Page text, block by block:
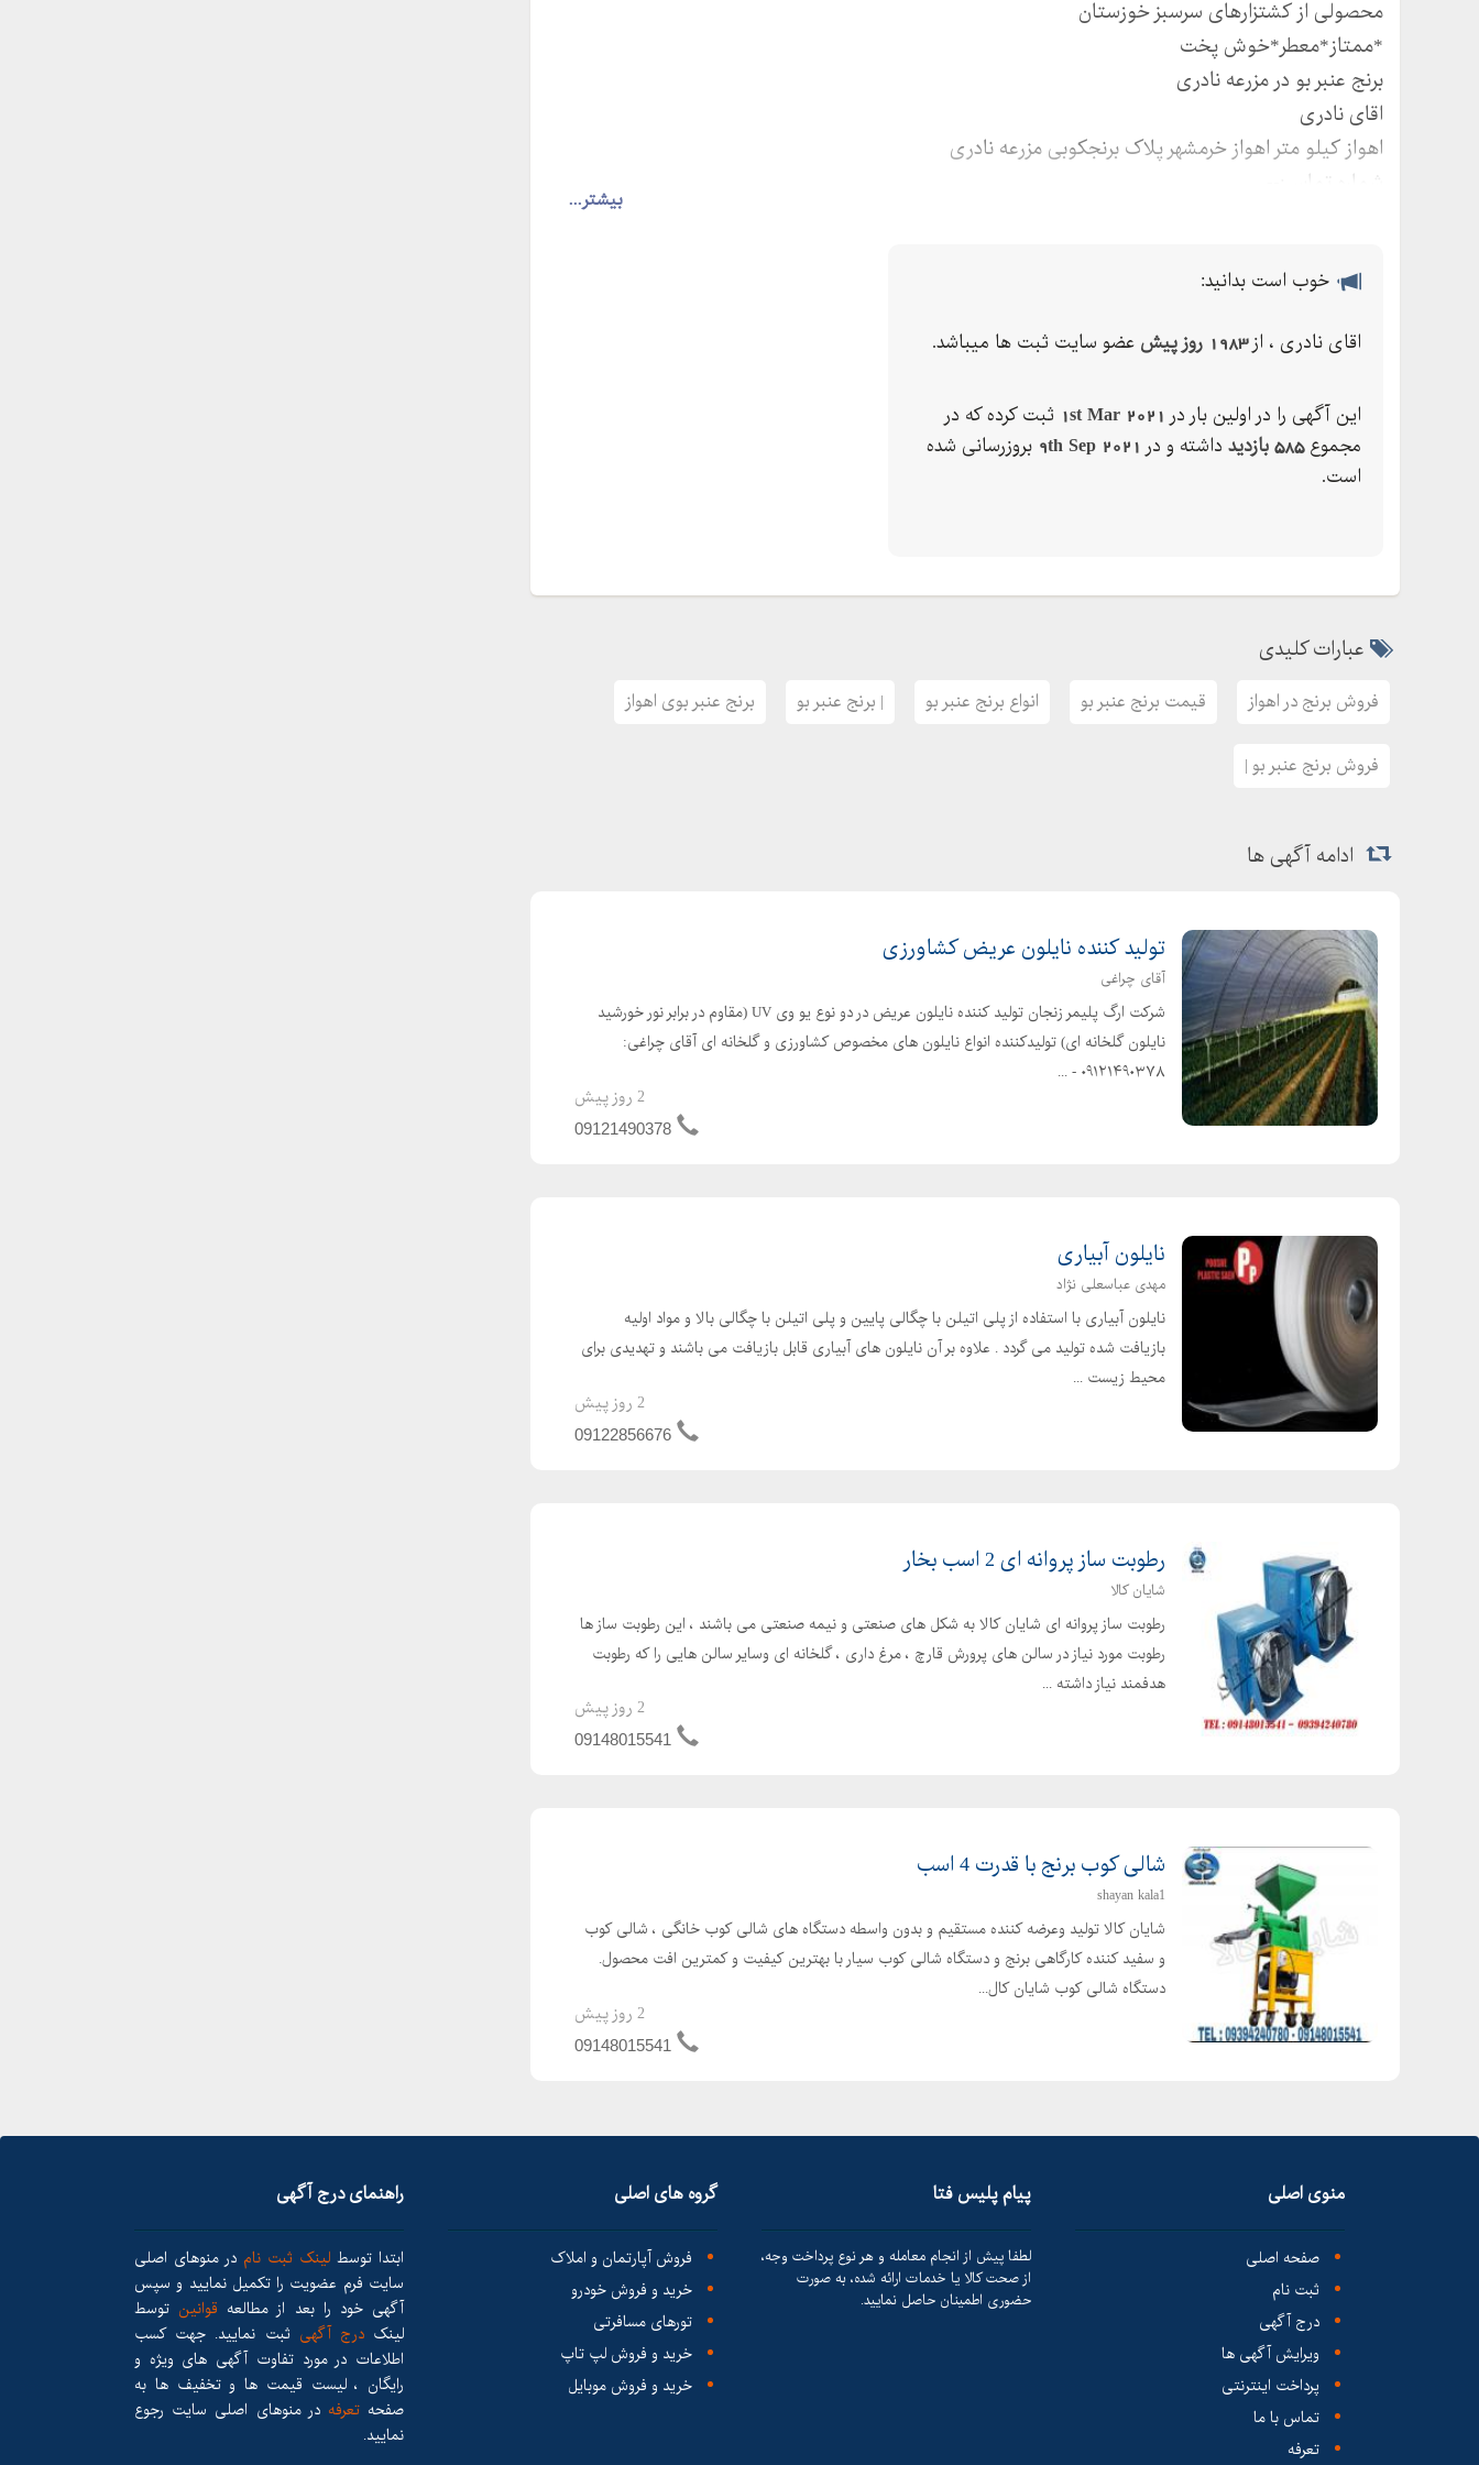
بیشتر...
محصولی از کشتزارهای سرسبز خوزستان
*ممتاز*معطر*خوش پخت
برنج عنبر بو در مزرعه نادری
اقای نادری
اهواز کیلو متر اهواز خرمشهر پلاک برنجکوبی مزرعه نادری
شماره تماس:--
خوب است بدانید:
اقای نادری ، از1983 روز پیش عضو سایت ثبت ها میباشد.
این آگهی را در اولین بار در 1st Mar 2021 ثبت کرده که در
مجموع585 بازدید داشته و در 9th Sep 2021 بروزرسانی شده
است.
عبارات کلیدی
فروش برنج در اهواز قیمت برنج عنبر بو انواع برنج عنبر بو | برنج عنبر بو برنج عنبر بوی اهواز
فروش برنج عنبر بو |
ادامه آگهی ها
تولید کننده نایلون عریض کشاورزی
آقای چراغی
شرکت ارگ پلیمر زنجان تولید کننده نایلون عریض در دو نوع یو وی UV (مقاوم در برابر نور خورشید
نایلون گلخانه ای) تولیدکننده انواع نایلون های مخصوص کشاورزی و گلخانه ای آقای چراغی:
۰۹۱۲۱۴۹۰۳۷۸ - ...
2 روز پیش
09121490378
نایلون آبیاری
مهدی عباسعلی نژاد
نایلون آبیاری با استفاده از پلی اتیلن با چگالی پایین و پلی اتیلن با چگالی بالا و مواد اولیه
بازیافت شده تولید می گردد . علاوه بر آن نایلون های آبیاری قابل بازیافت می باشند و تهدیدی برای
محیط زیست ...
2 روز پیش
09122856676
رطوبت ساز پروانه ای 2 اسب بخار
شایان کالا
رطوبت ساز پروانه ای شایان کالا به شکل های صنعتی و نیمه صنعتی می باشند ، این رطوبت ساز ها
رطوبت مورد نیاز در سالن های پرورش قارچ ، مرغ داری ، گلخانه ای وسایر سالن هایی را که رطوبت
هدفمند نیاز داشته ...
2 روز پیش
09148015541
شالی کوب برنج با قدرت 4 اسب
shayan kala1
شایان کالا تولید وعرضه کننده مستقیم و بدون واسطه دستگاه های شالی کوب خانگی ، شالی کوب
و سفید کننده کارگاهی برنج و دستگاه شالی کوب سیار با بهترین کیفیت و کمترین افت محصول.
دستگاه شالی کوب شایان کال...
2 روز پیش
09148015541
منوی اصلی
صفحه اصلی
ثبت نام
درج آگهی
ویرایش آگهی ها
پرداخت اینترنتی
تماس با ما
تعرفه
پیام پلیس فتا
لطفا پیش از انجام معامله و هر نوع پرداخت وجه،
از صحت کالا یا خدمات ارائه شده، به صورت
حضوری اطمینان حاصل نمایید.
گروه های اصلی
فروش آپارتمان و املاک
خرید و فروش خودرو
تورهای مسافرتی
خرید و فروش لپ تاپ
خرید و فروش موبایل
راهنمای درج آگهی
ابتدا توسط لینک ثبت نام در منوهای اصلی
سایت فرم عضویت را تکمیل نمایید و سپس
آگهی خود را بعد از مطالعه قوانین توسط
لینکدرج آگهی ثبت نمایید. جهت کسب
اطلاعات در مورد تفاوت آگهی های ویژه و
رایگان ، لیست قیمت ها و تخفیف ها به
صفحه تعرفهدر منوهای اصلی سایت رجوع
نمایید.